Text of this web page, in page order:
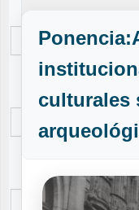
culturales